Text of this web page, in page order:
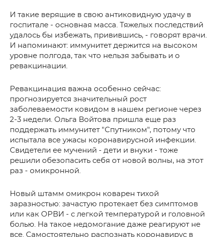
И такие верящие в свою антиковидную удачу в
госпитале - основная масса. Тяжелых последствий
удалось бы избежать, привившись, - говорят врачи.
И напоминают: иммунитет держится на высоком
уровне полгода, так что нельзя забывать и о
ревакцинации.
Ревакцинация важна особенно сейчас:
прогнозируется значительный рост
заболеваемости ковидом в нашем регионе через
2-3 недели. Ольга Войтова пришла еще раз
поддержать иммунитет "Спутником", потому что
испытала все ужасы коронавирусной инфекции.
Свидетели ее мучений - дети и внуки - тоже
решили обезопасить себя от новой волны, на этот
раз - омикронной.
Новый штамм омикрон коварен тихой
заразностью: зачастую протекает без симптомов
или как ОРВИ - с легкой температурой и головной
болью. На такое недомогание даже реагируют не
все. Самостоятельно распознать коронавирус в